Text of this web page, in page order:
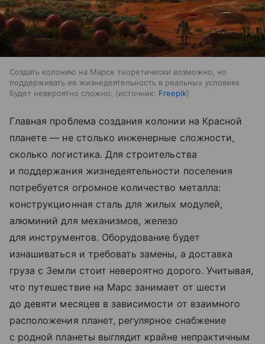
Создать колонию на Марсе теоретически возможно, но
поддерживать ее жизнедеятельность в реальных условиях
будет невероятно сложно.
источник: Freepik
Главная проблема создания колонии на Красной
планете — не столько инженерные сложности,
сколько логистика. Для строительства
и поддержания жизнедеятельности поселения
потребуется огромное количество металла:
конструкционная сталь для жилых модулей,
алюминий для механизмов, железо
для инструментов. Оборудование будет
изнашиваться и требовать замены, а доставка
груза с Земли стоит невероятно дорого. Учитывая,
что путешествие на Марс занимает от шести
до девяти месяцев в зависимости от взаимного
расположения планет, регулярное снабжение
с родной планеты выглядит крайне непрактичным